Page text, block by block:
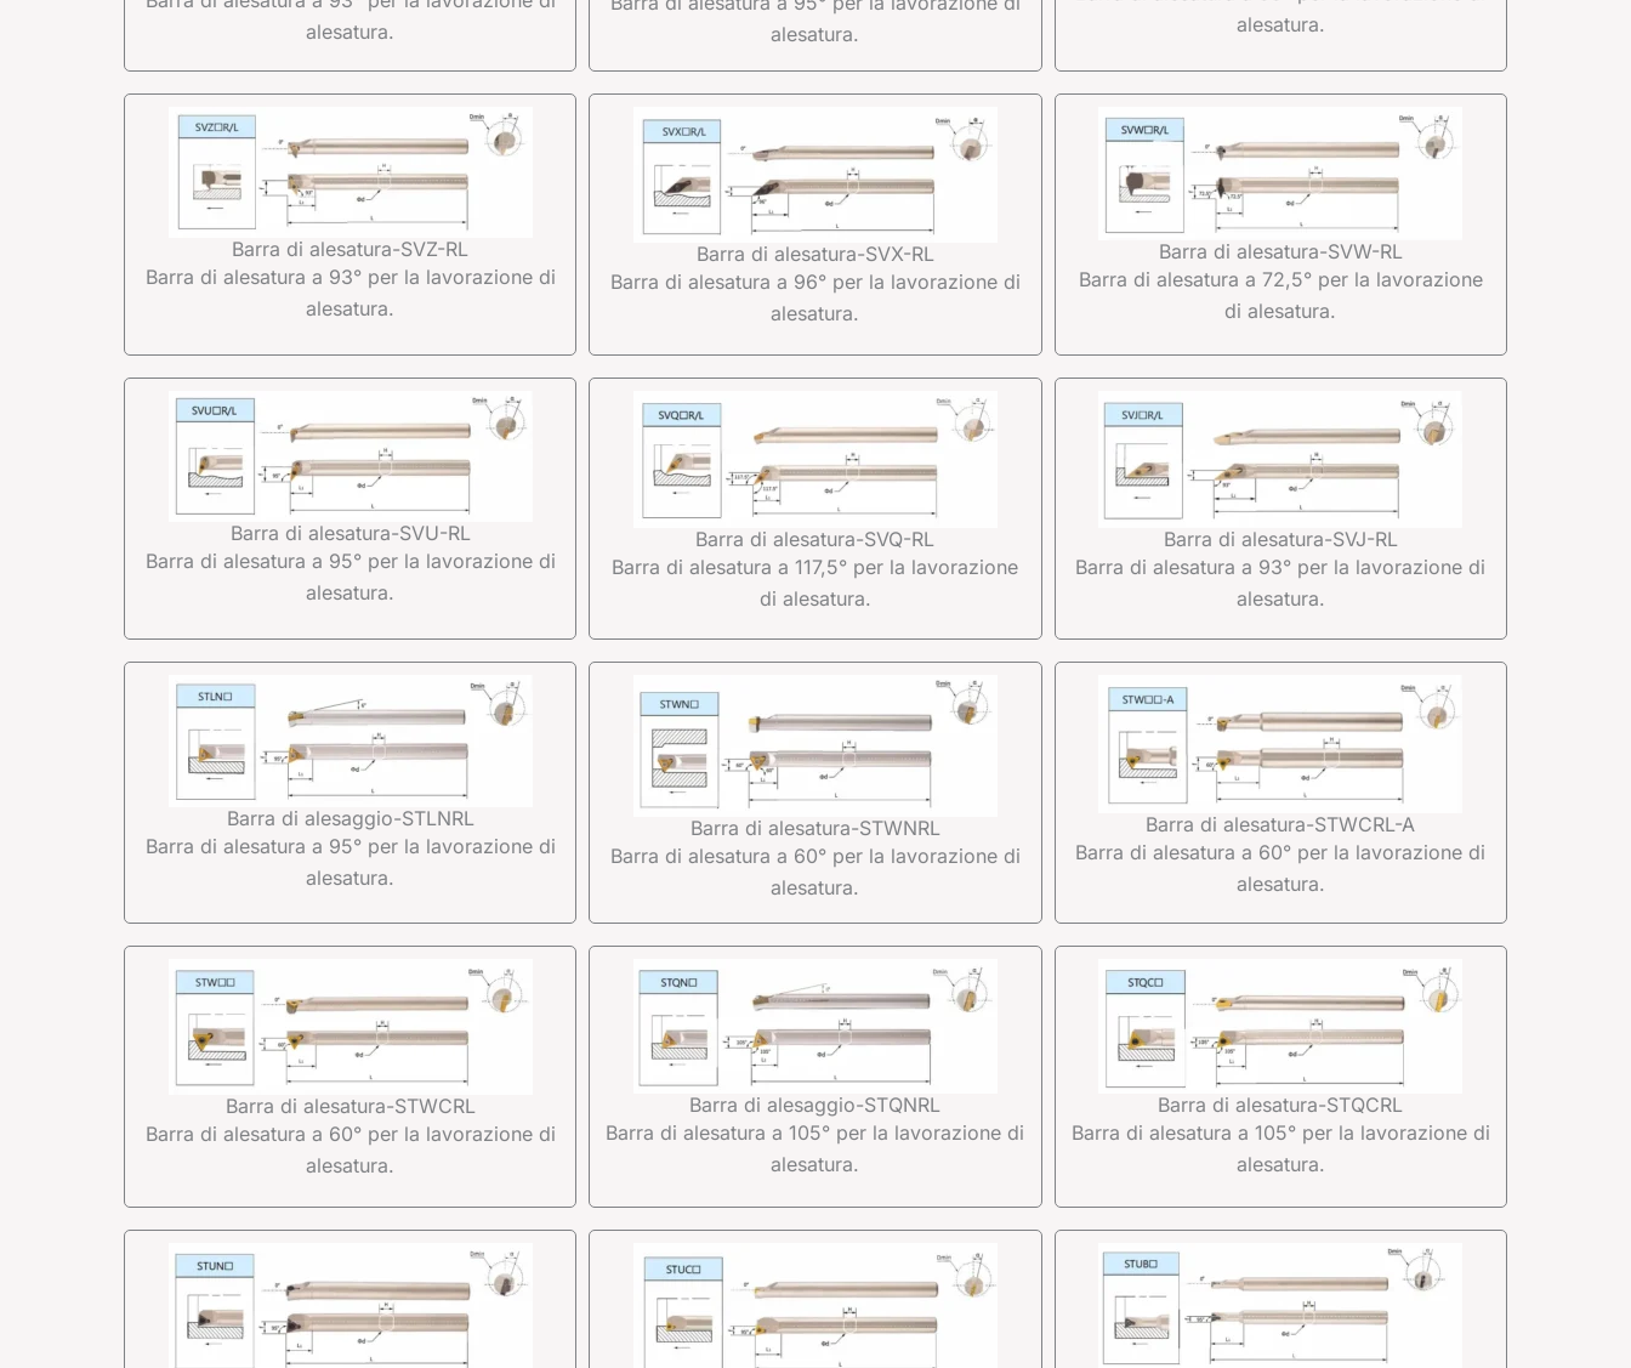
alesatura.
alesatura.
alesatura.
Barra di alesatura-SVZ-RL
Barra di alesatura a 93° per la lavorazione di
alesatura.
Barra di alesatura-SVX-RL
Barra di alesatura a 96° per la lavorazione di
alesatura.
Barra di alesatura-SVW-RL
Barra di alesatura a 72,5° per la lavorazione
di alesatura.
Barra di alesatura-SVU-RL
Barra di alesatura a 95° per la lavorazione di
alesatura.
Barra di alesatura-SVQ-RL
Barra di alesatura a 117,5° per la lavorazione
di alesatura.
Barra di alesatura-SVJ-RL
Barra di alesatura a 93° per la lavorazione di
alesatura.
Barra di alesaggio-STLNRL
Barra di alesatura a 95° per la lavorazione di
alesatura.
Barra di alesatura-STWNRL
Barra di alesatura a 60° per la lavorazione di
alesatura.
Barra di alesatura-STWCRL-A
Barra di alesatura a 60° per la lavorazione di
alesatura.
Barra di alesatura-STWCRL
Barra di alesatura a 60° per la lavorazione di
alesatura.
Barra di alesaggio-STQNRL
Barra di alesatura a 105° per la lavorazione di
alesatura.
Barra di alesatura-STQCRL
Barra di alesatura a 105° per la lavorazione di
alesatura.